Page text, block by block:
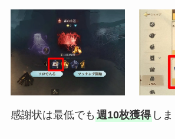
感謝状は最低でも 週10枚獲得しま